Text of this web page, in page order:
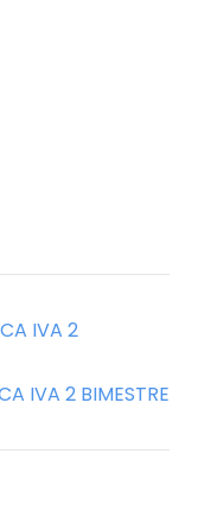
IVA 2
IVA 2 BIMESTRE